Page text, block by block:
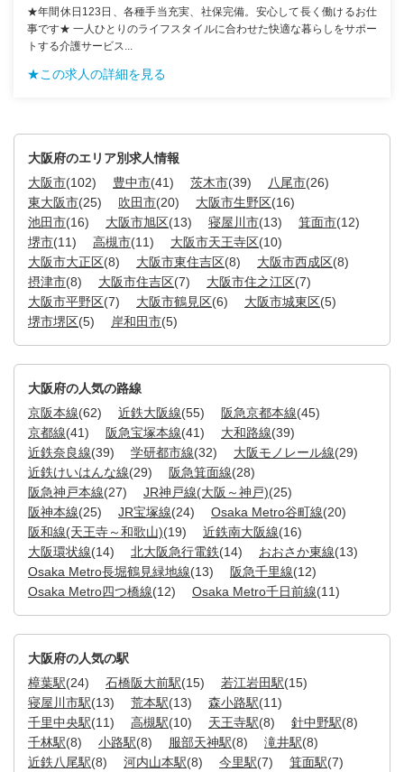
★年間休日123日、各種手当充実、社保完備。安心して長く働けるお仕
事です★ 一人ひとりのライフスタイルに合わせた快適な暮らしをサポー
トする介護サービス...
★この求人の詳細を見る
大阪府のエリア別求人情報
大阪市(102) 豊中市(41) 茨木市(39) 八尾市(26)
東大阪市(25) 吹田市(20) 大阪市生野区(16)
池田市(16) 大阪市旭区(13) 寝屋川市(13) 箕面市(12)
堺市(11) 高槻市(11) 大阪市天王寺区(10)
大阪市大正区(8) 大阪市東住吉区(8) 大阪市西成区(8)
摂津市(8) 大阪市住吉区(7) 大阪市住之江区(7)
大阪市平野区(7) 大阪市鶴見区(6) 大阪市城東区(5)
堺市堺区(5) 岸和田市(5)
大阪府の人気の路線
京阪本線(62) 近鉄大阪線(55) 阪急京都本線(45)
京都線(41) 阪急宝塚本線(41) 大和路線(39)
近鉄奈良線(39) 学研都市線(32) 大阪モノレール線(29)
近鉄けいはんな線(29) 阪急箕面線(28)
阪急神戸本線(27) JR神戸線(大阪～神戸)(25)
阪神本線(25) JR宝塚線(24) Osaka Metro谷町線(20)
阪和線(天王寺～和歌山)(19) 近鉄南大阪線(16)
大阪環状線(14) 北大阪急行電鉄(14) おおさか東線(13)
Osaka Metro長堀鶴見緑地線(13) 阪急千里線(12)
Osaka Metro四つ橋線(12) Osaka Metro千日前線(11)
大阪府の人気の駅
樟葉駅(24) 石橋阪大前駅(15) 若江岩田駅(15)
寝屋川市駅(13) 荒本駅(13) 森小路駅(11)
千里中央駅(11) 高槻駅(10) 天王寺駅(8) 針中野駅(8)
千林駅(8) 小路駅(8) 服部天神駅(8) 滝井駅(8)
近鉄八尾駅(8) 河内山本駅(8) 今里駅(7) 箕面駅(7)